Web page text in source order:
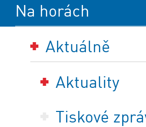
Na horách
Aktuálně
Aktuality
Tiskové